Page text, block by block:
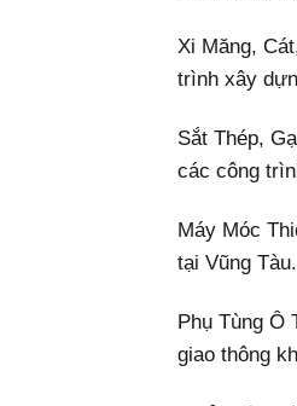
Xi Măng,
trình xây
Sắt Thép,
các công
Máy Móc
tại Vũng Tàu.
Phụ Tùng
giao thông